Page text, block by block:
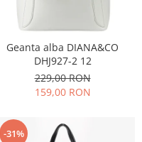
Geanta alba DIANA&CO
DHJ927-2 12
229,00 RON
159,00 RON
-31%